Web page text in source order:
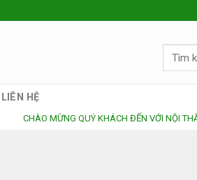
Tìm
LIÊN HỆ
CHÀO MỪNG QUÝ KHÁCH ĐẾN VỚI NỘI THẤT